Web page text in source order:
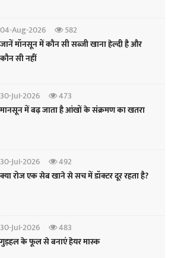
04-Aug-2026
582
जानें मॉनसून में कौन सी सब्जी खाना हेल्दी है और
कौन सी नहीं
30-Jul-2026
473
मानसून में बढ़ जाता है आंखों के संक्रमण का खतरा
30-Jul-2026
492
क्या रोज एक सेब खाने से सच में डॉक्टर दूर रहता है?
30-Jul-2026
483
गुड़हल के फूल से बनाएं हेयर मास्क